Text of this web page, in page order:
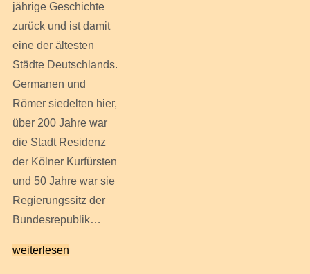
jährige Geschichte
zurück und ist damit
eine der ältesten
Städte Deutschlands.
Germanen und
Römer siedelten hier,
über 200 Jahre war
die Stadt Residenz
der Kölner Kurfürsten
und 50 Jahre war sie
Regierungssitz der
Bundesrepublik…
weiterlesen